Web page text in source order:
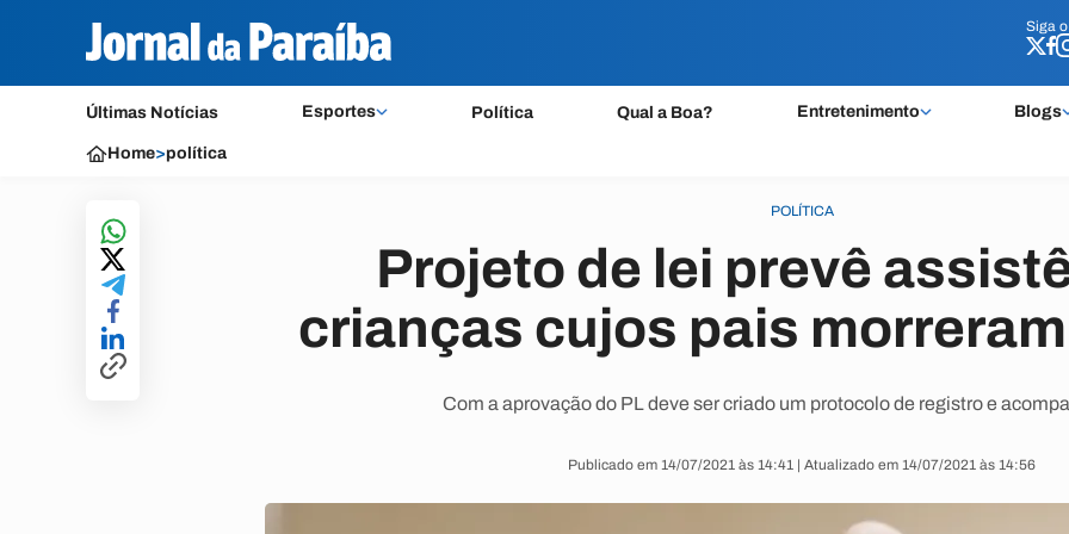
Siga o
Últimas Notícias Esportes Política Qual a Boa? Entretenimento Blogs
Siga o
Home>política
POLÍTICA
Projeto de lei prevê
crianças cujos pais
Com a aprovação do PL deve ser criado um protocolo de registro e
Publicado em 14/07/2021 às 14:41 | Atualizado em 14/07/2021 às 14:56